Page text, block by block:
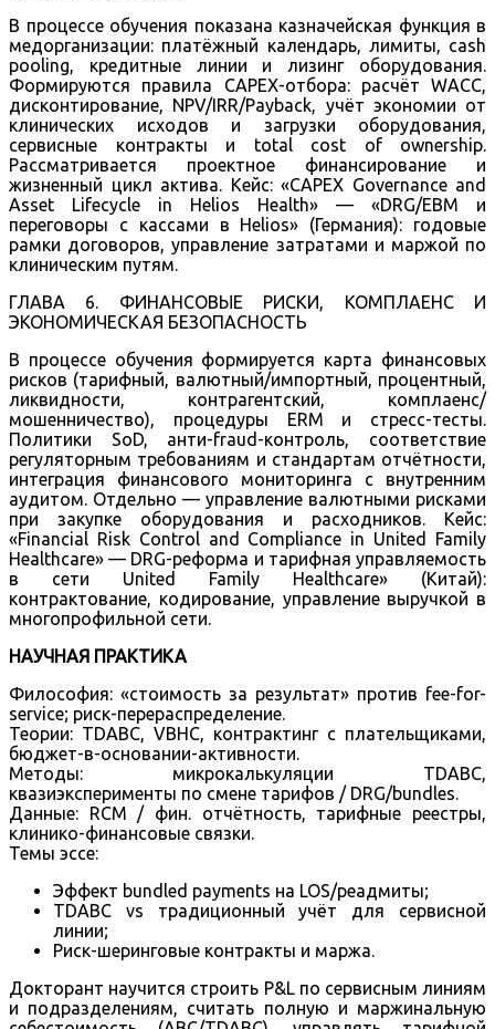
В процессе обучения показана казначейская функция в
медорганизации: платёжный календарь, лимиты, cash
pooling, кредитные линии и лизинг оборудования.
Формируются правила CAPEX-отбора: расчёт WACC,
дисконтирование, NPV/IRR/Payback, учёт экономии от
клинических исходов и загрузки оборудования,
сервисные контракты и total cost of ownership.
Рассматривается проектное финансирование и
жизненный цикл актива. Кейс: «CAPEX Governance and
Asset Lifecycle in Helios Health» — «DRG/EBM и
переговоры с кассами в Helios» (Германия): годовые
рамки договоров, управление затратами и маржой по
клиническим путям.
ГЛАВА 6. ФИНАНСОВЫЕ РИСКИ, КОМПЛАЕНС И
ЭКОНОМИЧЕСКАЯ БЕЗОПАСНОСТЬ
В процессе обучения формируется карта финансовых
рисков (тарифный, валютный/импортный, процентный,
ликвидности, контрагентский, комплаенс/
мошенничество), процедуры ERM и стресс-тесты.
Политики SoD, анти-fraud-контроль, соответствие
регуляторным требованиям и стандартам отчётности,
интеграция финансового мониторинга с внутренним
аудитом. Отдельно — управление валютными рисками
при закупке оборудования и расходников. Кейс:
«Financial Risk Control and Compliance in United Family
Healthcare» — DRG-реформа и тарифная управляемость
в сети United Family Healthcare» (Китай):
контрактование, кодирование, управление выручкой в
многопрофильной сети.
НАУЧНАЯ ПРАКТИКА
Философия: «стоимость за результат» против fee-for-
service; риск-перераспределение.
Теории: TDABC, VBHC, контрактинг с плательщиками,
бюджет-в-основании-активности.
Методы: микрокалькуляции TDABC,
квазиэксперименты по смене тарифов / DRG/bundles.
Данные: RCM / фин. отчётность, тарифные реестры,
клинико-финансовые связки.
Темы эссе:
Эффект bundled payments на LOS/реадмиты;
TDABC vs традиционный учёт для сервисной
линии;
Риск-шеринговые контракты и маржа.
Докторант научится строить P&L по сервисным линиям
и подразделениям, считать полную и маржинальную